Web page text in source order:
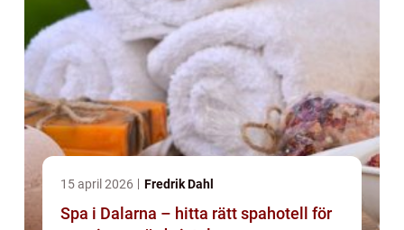
15 april 2026 Fredrik Dahl
Spa i Dalarna – hitta rätt spahotell för